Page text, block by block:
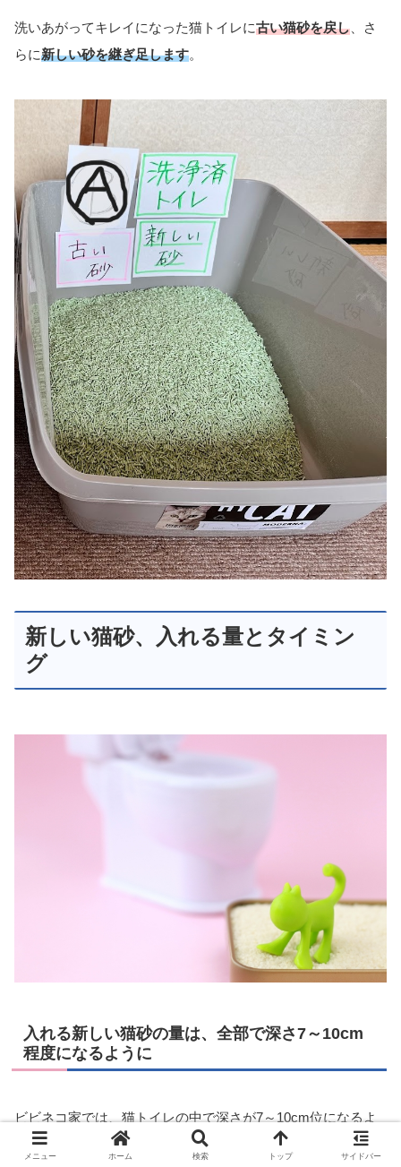
洗いあがってキレイになった猫トイレに古い猫砂を戻し 、さ
らに新しい砂を継ぎ足します。
新しい猫砂、入れる量とタイミン
グ
入れる新しい猫砂の量は、全部で深さ7～10cm
程度になるように
ビビネコ家では、猫トイレの中で深さが7～10cm位になるよ
うに砂を足します。
メニュー ホーム 検索 トップ サイドバー